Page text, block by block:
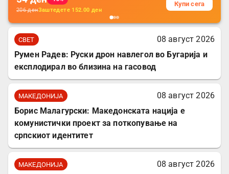
206денЗаштедете 152.00 ден
Купи сега
СВЕТ
08 август 2026
Румен Радев: Руски дрон навлегол во Бугарија и
експлодирал во близина на гасовод
МАКЕДОНИЈА
08 август 2026
Борис Малагурски: Македонската нација е
комунистички проект за поткопување на
српскиот идентитет
МАКЕДОНИЈА
08 август 2026